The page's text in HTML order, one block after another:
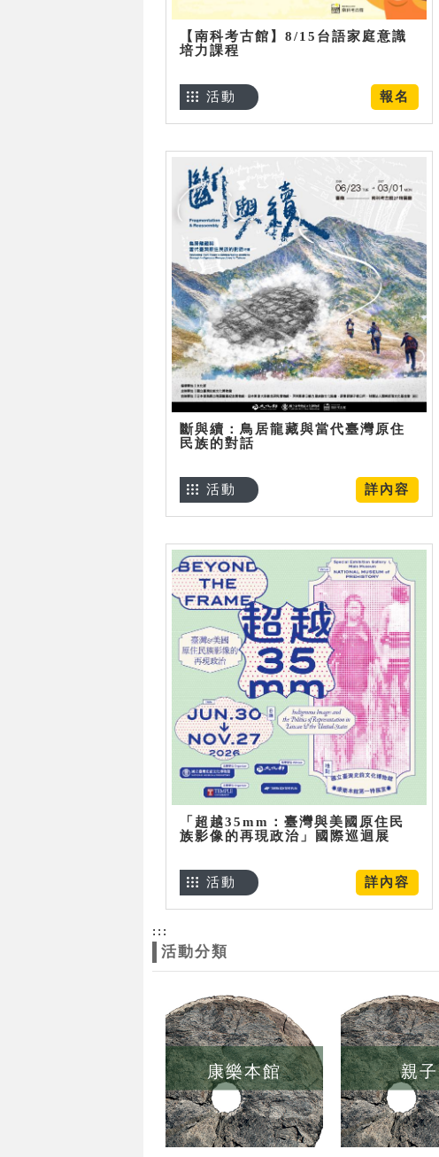
【南科考古館】8/15台語家庭意識
培力課程
報名
活動
斷與續：鳥居龍藏與當代臺灣原住
民族的對話
詳內容
活動
「超越35mm：臺灣與美國原住民
族影像的再現政治」國際巡迴展
詳內容
活動
:::
活動分類
康樂本館 親子